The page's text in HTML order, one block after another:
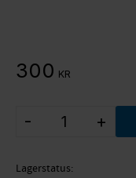
300 KR
+
-
Lagerstatus